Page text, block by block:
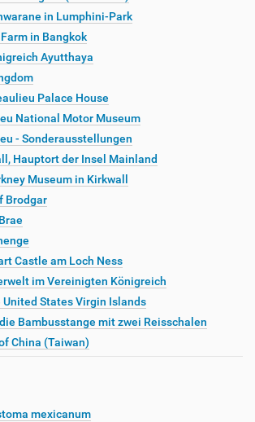
in Lumphini-Park
in Bangkok
Ayutthaya
Palace House
National Motor Museum
- Sonderausstellungen
Hauptort der Insel Mainland
Museum in Kirkwall
Brodgar
Castle am Loch Ness
im Vereinigten Königreich
United States Virgin Islands
Bambusstange mit zwei Reisschalen
China (Taiwan)
mexicanum